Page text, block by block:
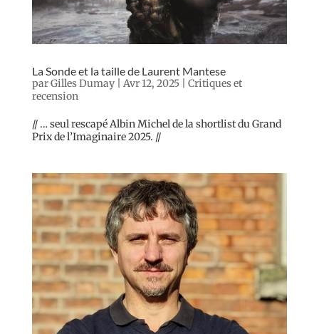
La Sonde et la taille de Laurent Mantese
parGilles Dumay| Avr 12, 2025| Critiques et
recension
// … seul rescapé Albin Michel de la shortlist du Grand
Prix de l’Imaginaire 2025. //